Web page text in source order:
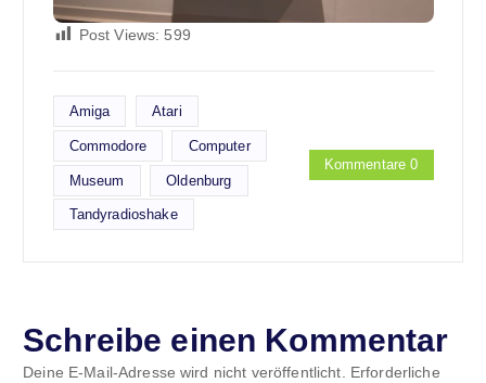
Post Views: 599
Amiga Atari
Commodore Computer
Museum Oldenburg
Tandyradioshake
Kommentare 0
Schreibe einen Kommentar
Deine E-Mail-Adresse wird nicht veröffentlicht.
Erforderliche